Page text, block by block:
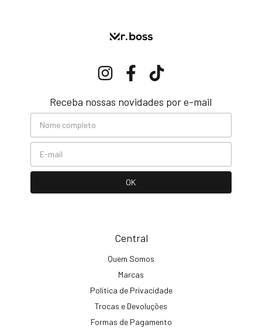
Receba nossas novidades por e-mail
Central
Quem Somos
Marcas
Política de Privacidade
Trocas e Devoluções
Formas de Pagamento